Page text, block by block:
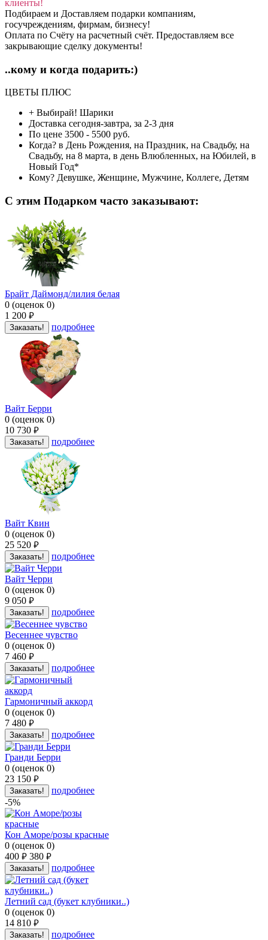
клиенты!
Подбираем и Доставляем подарки компаниям,
госучреждениям, фирмам, бизнесу!
Оплата по Счёту на расчетный счёт. Предоставляем все
закрывающие сделку документы!
..кому и когда подарить:)
ЦВЕТЫ ПЛЮС
+ Выбирай! Шарики
Доставка сегодня-завтра, за 2-3 дня
По цене 3500 - 5500 руб.
Когда? в День Рождения, на Праздник, на Свадьбу, на
Свадьбу, на 8 марта, в день Влюбленных, на Юбилей, в
Новый Год*
Кому? Девушке, Женщине, Мужчине, Коллеге, Детям
C этим Подарком часто заказывают:
Брайт Даймонд/лилия белая
0 (оценок 0)
1 200 руб.
Заказать! подробнее
Вайт Берри
0 (оценок 0)
10 730 руб.
Заказать! подробнее
Вайт Квин
0 (оценок 0)
25 520 руб.
Заказать! подробнее
Вайт Черри
0 (оценок 0)
9 050 руб.
Заказать! подробнее
Весеннее чувство
0 (оценок 0)
7 460 руб.
Заказать! подробнее
Гармоничный аккорд
0 (оценок 0)
7 480 руб.
Заказать! подробнее
Гранди Берри
0 (оценок 0)
23 150 руб.
Заказать!
подробнее
-5%
Кон Аморе/розы красные
0 (оценок 0)
400 руб. 380 руб.
Заказать! подробнее
Летний сад (букет клубники..)
0 (оценок 0)
14 810 руб.
Заказать! подробнее